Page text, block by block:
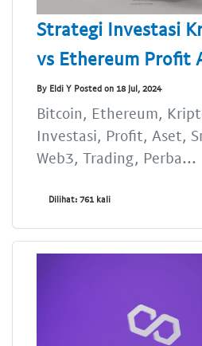
Strategi Investasi
vs Ethereum Profit
By Eldi Y Posted on 18 Jul, 2024
Bitcoin, Ethereum,
Investasi, Profit, Aset,
Web3, Trading, Perba...
Dilihat: 761 kali